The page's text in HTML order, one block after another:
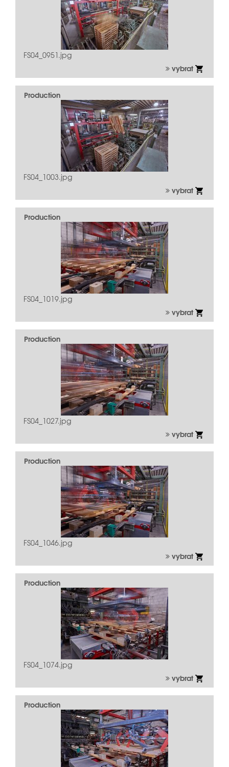
FS04_0951.jpg
vybrat
Production
FS04_1003.jpg
vybrat
Production
FS04_1019.jpg
vybrat
Production
FS04_1027.jpg
vybrat
Production
FS04_1046.jpg
vybrat
Production
FS04_1074.jpg
vybrat
Production